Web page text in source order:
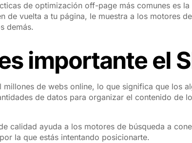
de optimización off-page más comunes es
de vuelta a tu página, le muestra a los motores
demás.
importante el
millones de webs online, lo que significa que los
de datos para organizar el contenido de
calidad ayuda a los motores de búsqueda a
la que estás intentando posicionarte.